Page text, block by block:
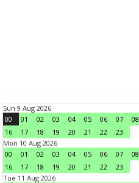
Sun 9 Aug 2026
00
01 02 03 04 05 06 07 08
16
17 18 19 20 21 22
23
Mon 10 Aug 2026
00
01 02 03 04 05 06 07 08
16
17 18 19 20 21 22
23
Tue 11 Aug 2026